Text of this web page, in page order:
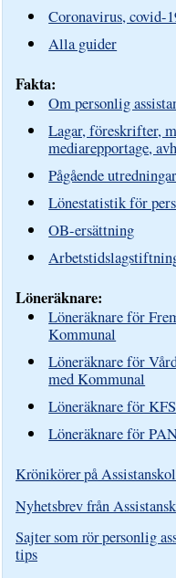
Coronavirus, covid-
Alla guider
Fakta:
Om personlig
Lagar, föreskrifter,
mediarepportage,
Pågående utredningar
Lönestatistik för
OB-ersättning
Löneräknare:
Löneräknare för
Kommunal
Löneräknare för
med Kommunal
Löneräknare för
Löneräknare för
Krönikörer på
Nyhetsbrev från
Sajter som rör personlig
tips